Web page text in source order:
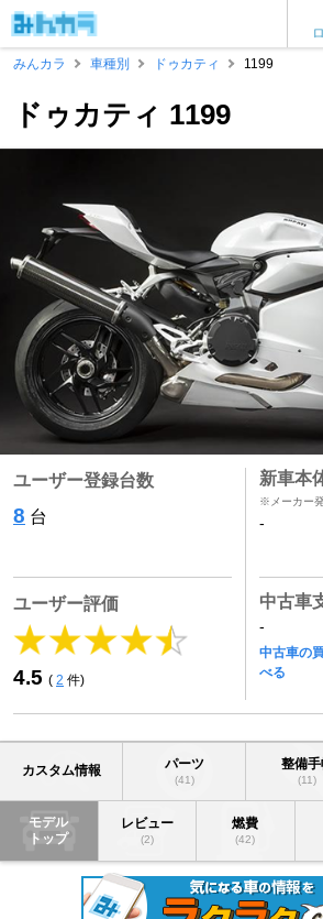
みんカラ
車種別 ドゥカティ 1199
ドゥカティ 1199
ユーザー登録台数
8 台
ユーザー評価
4.5 ( 2 件)
新車本
※メーカー
-
中古車
-
中古車の
べる
カスタム情報 パーツ
(41)
整備手
(11)
モデル
トップ
レビュー
(2)
燃費
(42)